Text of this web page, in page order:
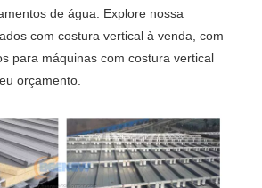
de água. Explore nossa
com costura vertical à venda, com
para máquinas com costura vertical
orçamento.